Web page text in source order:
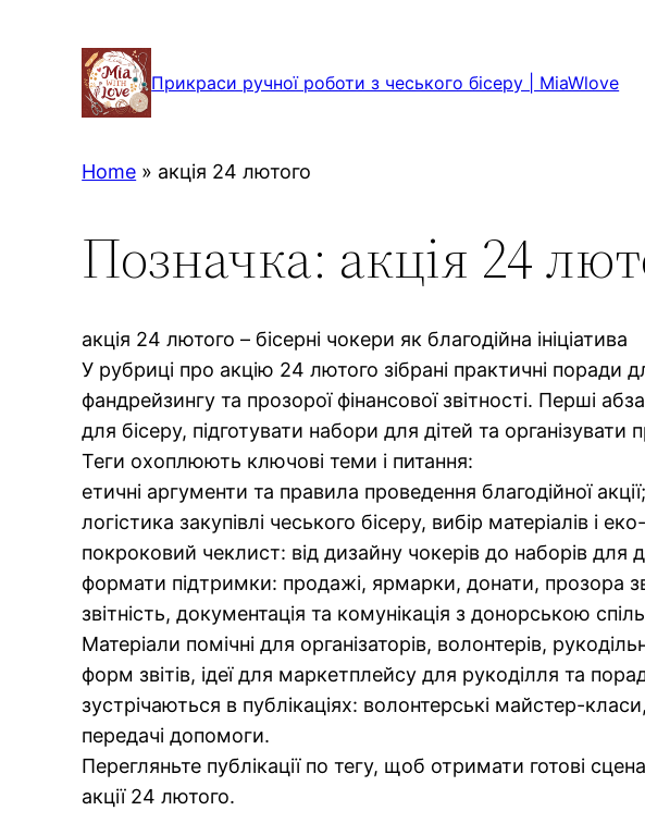
Прикраси ручної роботи з чеського бісеру | MiaWlove
Home » акція 24 лютого
Позначка: акція 24
акція 24 лютого – бісерні чокери як благодійна ініціатива
У рубриці про акцію 24 лютого зібрані практичні поради
фандрейзингу та прозорої фінансової звітності. Перші
для бісеру, підготувати набори для дітей та організувати
Теги охоплюють ключові теми і питання:
етичні аргументи та правила проведення благодійної акції;
логістика закупівлі чеського бісеру, вибір матеріалів і
покроковий чеклист: від дизайну чокерів до наборів для
формати підтримки: продажі, ярмарки, донати, прозора
звітність, документація та комунікація з донорською
Матеріали помічні для організаторів, волонтерів,
форм звітів, ідеї для маркетплейсу для рукоділля та
зустрічаються в публікаціях: волонтерські майстер-
передачі допомоги.
Перегляньте публікації по тегу, щоб отримати готові
акції 24 лютого.